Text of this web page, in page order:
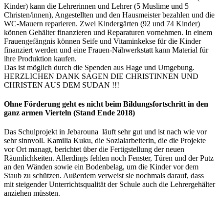
Kinder) kann die Lehrerinnen und Lehrer (5 Muslime und 5
Christen/innen), Angestellten und den Hausmeister bezahlen und die
WC-Mauern reparieren. Zwei Kindergärten (92 und 74 Kinder)
können Gehälter finanzieren und Reparaturen vornehmen. In einem
Frauengefängnis können Seife und Vitaminkekse für die Kinder
finanziert werden und eine Frauen-Nähwerkstatt kann Material für
ihre Produktion kaufen.
Das ist möglich durch die Spenden aus Hage und Umgebung.
HERZLICHEN DANK SAGEN DIE CHRISTINNEN UND
CHRISTEN AUS DEM SUDAN !!!
Ohne Förderung geht es nicht beim Bildungsfortschritt in den
ganz armen Vierteln (Stand Ende 2018)
Das Schulprojekt in Jebarouna läuft sehr gut und ist nach wie vor
sehr sinnvoll. Kamilia Kuku, die Sozialarbeiterin, die die Projekte
vor Ort managt, berichtet über die Fertigstellung der neuen
Räumlichkeiten. Allerdings fehlen noch Fenster, Türen und der Putz
an den Wänden sowie ein Bodenbelag, um die Kinder vor dem
Staub zu schützen. Außerdem verweist sie nochmals darauf, dass
mit steigender Unterrichtsqualität der Schule auch die Lehrergehälter
anziehen müssten.